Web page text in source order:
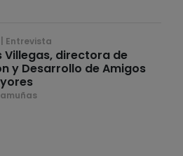
Entrevista
Villegas, directora de
y Desarrollo de Amigos